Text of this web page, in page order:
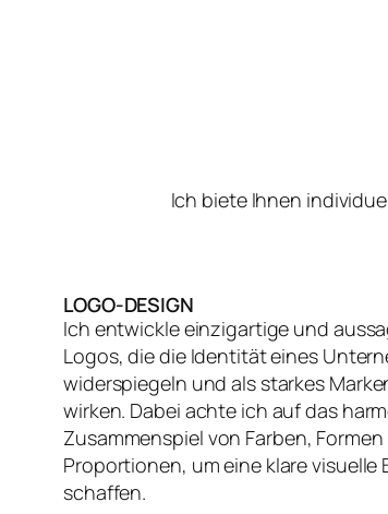
Ich biete Ihnen
LOGO-DESIGN
Ich entwickle einzigartige und
Logos, die die Identität eines
widerspiegeln und als starkes
wirken. Dabei achte ich auf das
Zusammenspiel von Farben,
Proportionen, um eine klare visuelle
schaffen.